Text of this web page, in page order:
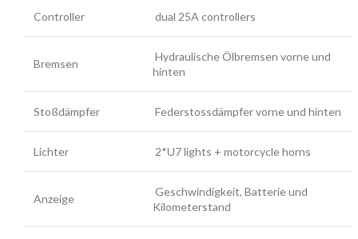
Controller dual 25A controllers
Bremsen
Hydraulische Ölbremsen vorne und
hinten
Stoßdämpfer Federstossdämpfer vorne und hinten
Lichter 2*U7 lights + motorcycle horns
Anzeige
Geschwindigkeit, Batterie und
Kilometerstand